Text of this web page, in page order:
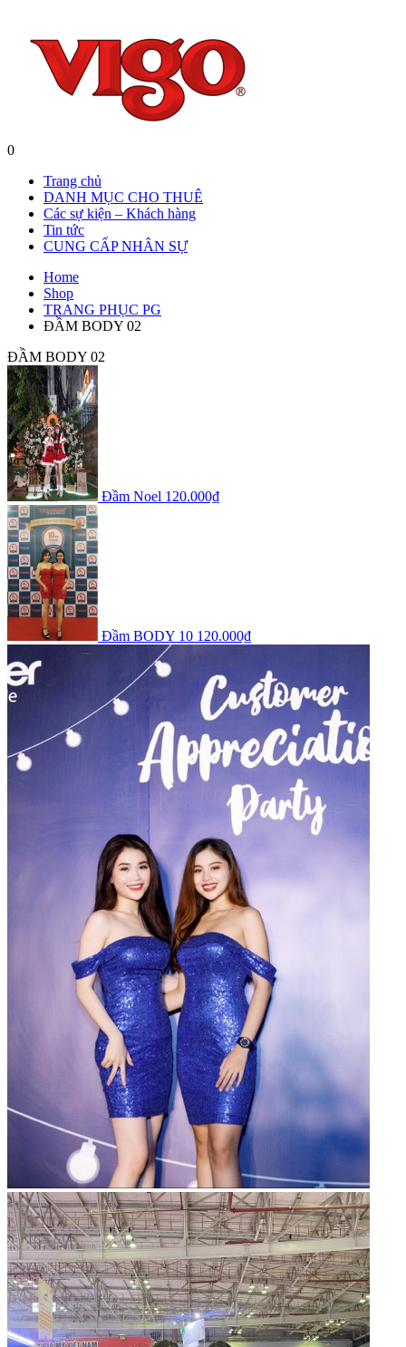
0
Trang chủ
DANH MỤC CHO THUÊ
Các sự kiện – Khách hàng
Tin tức
CUNG CẤP NHÂN SỰ
Home
Shop
TRANG PHỤC PG
ĐẦM BODY 02
ĐẦM BODY 02
Đầm Noel 120.000₫
Đầm BODY 10 120.000₫